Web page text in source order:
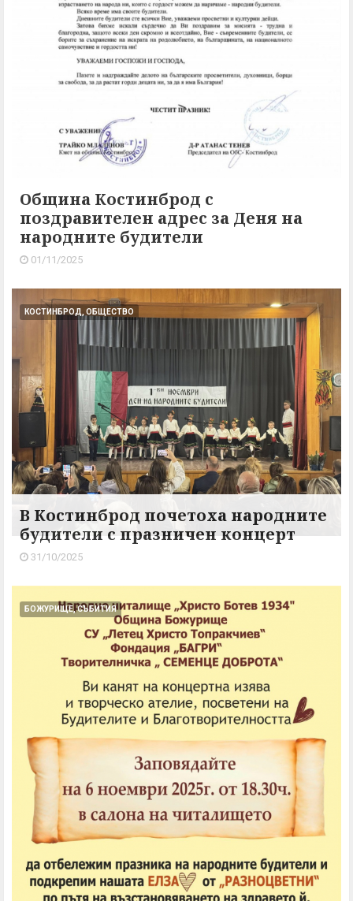
Община Костинброд с
поздравителен адрес за Деня на
народните будители
01/11/2025
КОСТИНБРОД, ОБЩЕСТВО
В Костинброд почетоха народните
будители с празничен концерт
31/10/2025
БОЖУРИЩЕ, СЪБИТИЯ